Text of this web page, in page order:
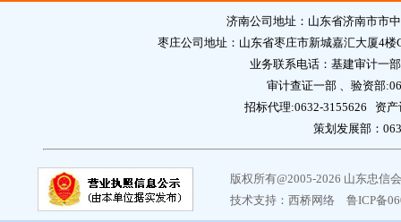
济南公司地址：山东省济南市市
枣庄公司地址：山东省枣庄市新城嘉汇大厦4
业务联系电话：基建审计一
审计查证一部 、验资部
招标代理:0632-3155626 资
策划发展部：
版权所有@2005-2026 山东忠信
技术支持： 西桥网络 鲁ICP备